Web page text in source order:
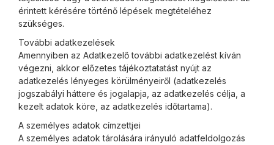
érintett kérésére történő lépések megtételéhez
szükséges.
További adatkezelések
Amennyiben az Adatkezelő további adatkezelést kíván
végezni, akkor előzetes tájékoztatatást nyújt az
adatkezelés lényeges körülményeiről (adatkezelés
jogszabályi háttere és jogalapja, az adatkezelés célja, a
kezelt adatok köre, az adatkezelés időtartama).
A személyes adatok címzettjei
A személyes adatok tárolására irányuló adatfeldolgozás